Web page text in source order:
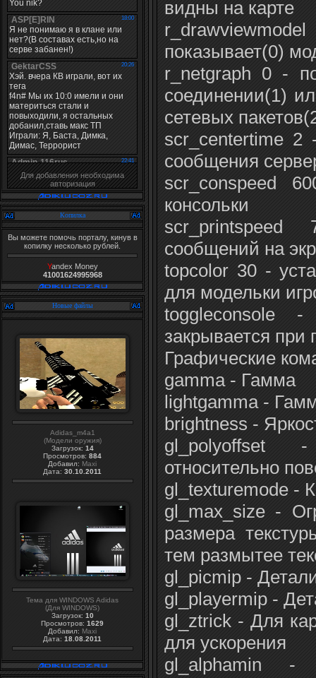
Для добавления необходима
авторизация
Копилка
Вы можете помочь порталу, кинув в
копилку несколько рублей.
Yandex Money
41001624995968
Новые файлы
Adidas_m4a1
(Модели оружия)
Загрузок: 14
Просмотров: 884
Добавил: Maxi
Дата: 30.10.2011
Тема для WINDOWS Adidas
(Для WINDOWS)
Загрузок: 10
Просмотров: 1629
Добавил: Maxi
Дата: 18.08.2011
видны на карте
показывает(0)
r_netgraph 0 -
соединении(1)
сетевых
scr_centertime 2
сообщения
scr_conspeed
консольки
сообщений на
topcolor 30 -
для модельки
toggleconsole
закрывается при
Графические
gamma - Гамма
lightgamma -
brightness -
gl_polyoffset
относительно
gl_texturemode -
gl_max_size -
размера
тем размытее
gl_picmip -
gl_playermip -
gl_ztrick - Для
для ускорения
gl_alphamin -